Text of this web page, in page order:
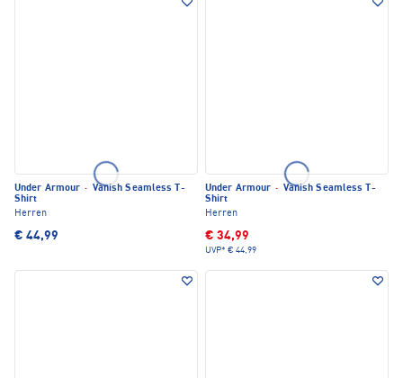
Under Armour · Vanish Seamless T-
Shirt
Herren
€ 44,99
Under Armour · Vanish Seamless T-
Shirt
Herren
€ 34,99
UVP* € 44,99